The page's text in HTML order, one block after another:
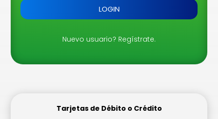
Nuevo usuario? Regístrate.
Tarjetas de Débito o Crédito